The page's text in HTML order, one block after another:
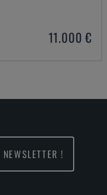
11.000 €
!